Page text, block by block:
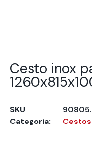
Cesto inox
SKU
Categoria: